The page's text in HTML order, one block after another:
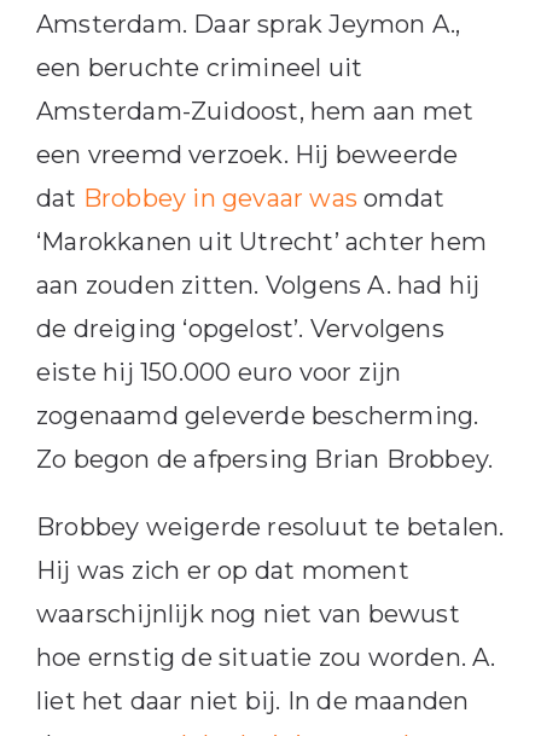
Amsterdam. Daar sprak Jeymon A.,
een beruchte crimineel uit
Amsterdam-Zuidoost, hem aan met
een vreemd verzoek. Hij beweerde
dat Brobbey in gevaar was omdat
‘Marokkanen uit Utrecht’ achter hem
aan zouden zitten. Volgens A. had hij
de dreiging ‘opgelost’. Vervolgens
eiste hij 150.000 euro voor zijn
zogenaamd geleverde bescherming.
Zo begon de afpersing Brian Brobbey.
Brobbey weigerde resoluut te betalen.
Hij was zich er op dat moment
waarschijnlijk nog niet van bewust
hoe ernstig de situatie zou worden. A.
liet het daar niet bij. In de maanden